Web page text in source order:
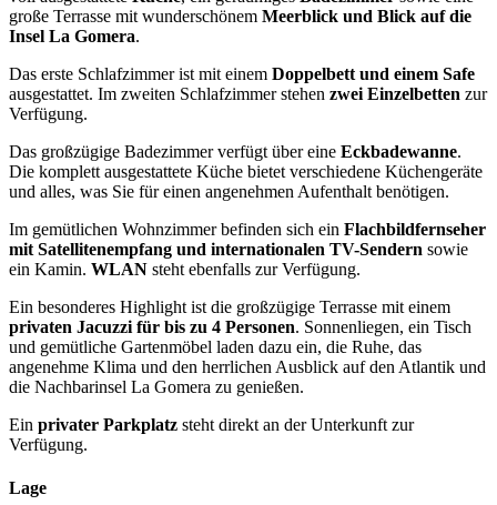
große Terrasse mit wunderschönem Meerblick und Blick auf die
Insel La Gomera.
Das erste Schlafzimmer ist mit einem Doppelbett und einem Safe
ausgestattet. Im zweiten Schlafzimmer stehen zwei Einzelbetten zur
Verfügung.
Das großzügige Badezimmer verfügt über eine Eckbadewanne.
Die komplett ausgestattete Küche bietet verschiedene Küchengeräte
und alles, was Sie für einen angenehmen Aufenthalt benötigen.
Im gemütlichen Wohnzimmer befinden sich ein Flachbildfernseher
mit Satellitenempfang und internationalen TV-Sendern sowie
ein Kamin. WLAN steht ebenfalls zur Verfügung.
Ein besonderes Highlight ist die großzügige Terrasse mit einem
privaten Jacuzzi für bis zu 4 Personen. Sonnenliegen, ein Tisch
und gemütliche Gartenmöbel laden dazu ein, die Ruhe, das
angenehme Klima und den herrlichen Ausblick auf den Atlantik und
die Nachbarinsel La Gomera zu genießen.
Ein privater Parkplatz steht direkt an der Unterkunft zur
Verfügung.
Lage